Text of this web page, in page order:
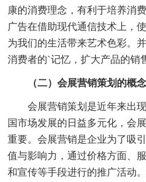
康的消费理念，有利于培养消
广告在借助现代通信技术上，
为我们的生活带来艺术色彩。
消费者的`记忆，扩大产品的销
（二）会展营销策划的概
会展营销策划是近年来出现
国市场发展的日益多元化，会
重要。会展营销是企业为了吸
值与影响力，通过价格方面、
和宣传等手段进行的推广活动